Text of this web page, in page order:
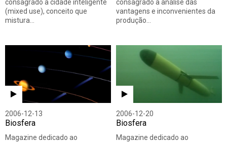
consagrado à cidade inteligente
(mixed use), conceito que
mistura…
consagrado à análise das
vantagens e inconvenientes da
produção…
2006-12-13
Biosfera
Magazine dedicado ao
2006-12-20
Biosfera
Magazine dedicado ao